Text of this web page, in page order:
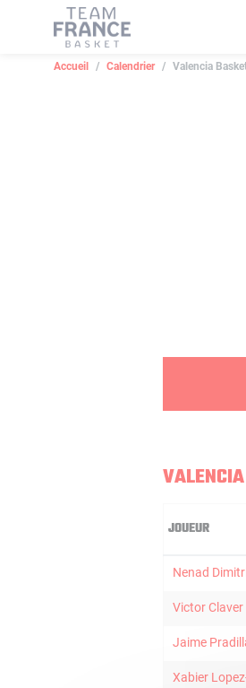
Accueil Calendrier Valencia
JOUEUR
Nenad
Victor Claver
Jaime
Xabier
Panneau de gestion des cookies